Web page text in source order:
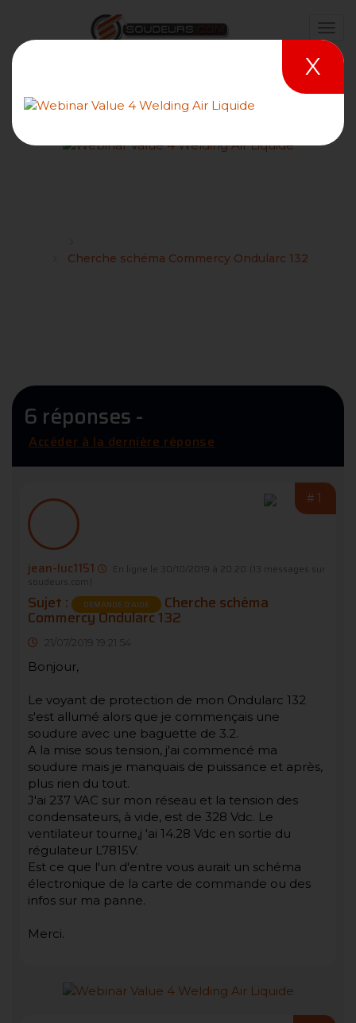
Cherche schéma Commercy Ondularc 132
6 réponses -
Accéder à la dernière réponse
#1
jean-luc1151 En ligne le 30/10/2019 à 20:20
(13 messages sur
soudeurs.com)
Sujet : DEMANDE D’AIDE Cherche schéma
Commercy Ondularc 132
21/07/2019 19:21:54
Bonjour,
Le voyant de protection de mon Ondularc 132
s'est allumé alors que je commençais une
soudure avec une baguette de 3.2.
A la mise sous tension, j'ai commencé ma
soudure mais je manquais de puissance et après,
plus rien du tout.
J'ai 237 VAC sur mon réseau et la tension des
condensateurs, à vide, est de 328 Vdc. Le
ventilateur tourne,j 'ai 14.28 Vdc en sortie du
régulateur L7815V.
Est ce que l'un d'entre vous aurait un schéma
électronique de la carte de commande ou des
infos sur ma panne.
Merci.
X